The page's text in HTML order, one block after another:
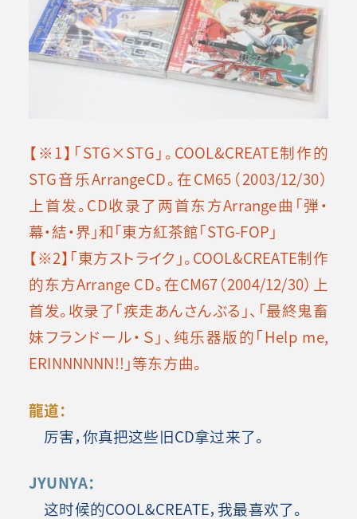
【※1】「STG×STG」。COOL&CREATE制作的
STG音乐ArrangeCD。在CM65（2003/12/30）
上首发。CD收录了两首东方Arrange曲「弾・
幕・結・界」和「東方紅茶館「STG-FOP」
【※2】「東方ストライク」。COOL&CREATE制作
的东方Arrange CD。在CM67（2004/12/30）上
首发。收录了「疾走あんさんぶる」、「最終鬼畜
妹フランドール・Ｓ」、纯乐器版的「Help me,
ERINNNNNN!!」等东方曲。
龍道：
厉害，你真把这些旧CD拿过来了。
JYUNYA：
这时候的COOL&CREATE，我最喜欢了。